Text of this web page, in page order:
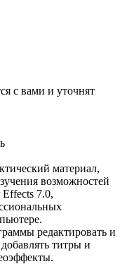
с вами и уточнят
материал,
возможностей
7.0,
редактировать и
титры и